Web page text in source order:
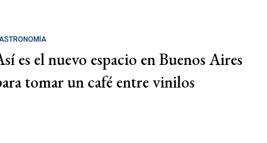
es el nuevo espacio en Buenos Aires
tomar un café entre vinilos